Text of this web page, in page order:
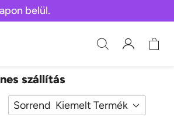
belül.
szállítás
Sorrend Kiemelt Termék